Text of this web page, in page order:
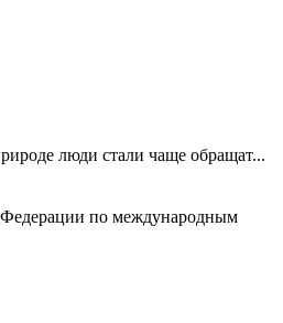
люди стали чаще обращат...
Федерации по международным